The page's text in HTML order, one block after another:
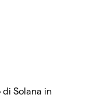
di Solana in